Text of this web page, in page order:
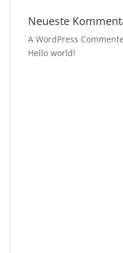
Neueste
A WordPress
Hello world!